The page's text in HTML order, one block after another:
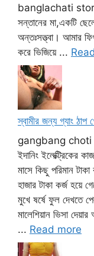
banglachati story
সন্তানের মা,একটি
অন্তঃসত্ত্বা। আমার
করে ভিজিয়ে ...
স্বামীর জন্য গ্যাং ঠাপ
gangbang choti
ইদানিং ইলেক্ট্রিকের
মাসে কিছু পরিমান
হাজার টাকা কর্জ হয়ে
মুখে ষর্ষে ফুল দেখতে
মালেশিয়ান ভিসা
... Read more